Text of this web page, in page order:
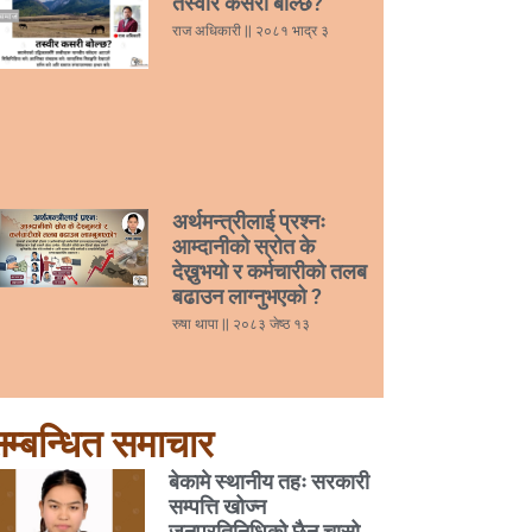
राज अधिकारी २०८१ भाद्र ३
अर्थमन्त्रीलाई प्रश्नः
आम्दानीको स्रोत के
देख्नुभयो र कर्मचारीको तलब
बढाउन लाग्नुभएको ?
रुषा थापा २०८३ जेष्ठ १३
समाचार
बेकामे स्थानीय तहः सरकारी
सम्पत्ति खोज्न